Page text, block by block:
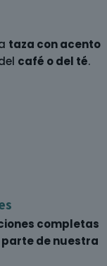
taza con acento
café o del té.
completas
de nuestra